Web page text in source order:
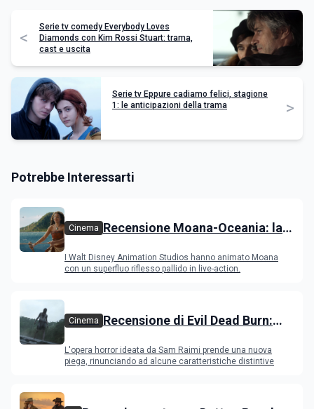
<
Serie tv comedy Everybody Loves
Diamonds con Kim Rossi Stuart: trama,
cast e uscita
Serie tv Eppure cadiamo felici, stagione
1: le anticipazioni della trama
>
Potrebbe Interessarti
Cinema Recensione Moana-Oceania: la
successo del film
I Walt Disney Animation Studios hanno animato Moana
con un superfluo riflesso pallido in live-action.
Cinema Recensione di Evil Dead Burn:
gioca con il fuoco e si brucia
L'opera horror ideata da Sam Raimi prende una nuova
piega, rinunciando ad alcune caratteristiche distintive